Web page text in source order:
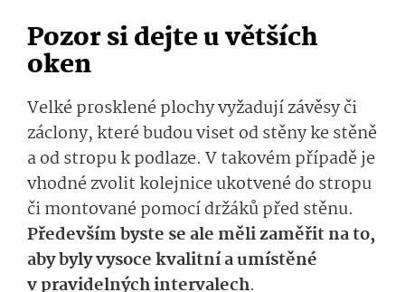
Pozor si dejte u větších
oken
Velké prosklené plochy vyžadují závěsy či
záclony, které budou viset od stěny ke stěně
a od stropu k podlaze. V takovém případě je
vhodné zvolit kolejnice ukotvené do stropu
či montované pomocí držáků před stěnu.
Především byste se ale měli zaměřit na to,
aby byly vysoce kvalitní a umístěné
v pravidelných intervalech.